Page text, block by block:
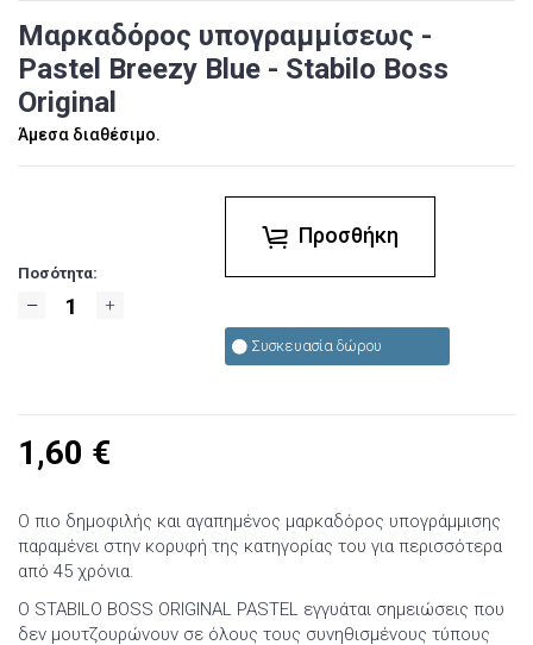
Μαρκαδόρος υπογραμμίσεως -
Pastel Breezy Blue - Stabilo Boss
Original
Άμεσα διαθέσιμο.
Ποσότητα:
Προσθήκη
Συσκευασία δώρου
1,60 €
O πιο δημοφιλής και αγαπημένος μαρκαδόρος υπογράμμισης
παραμένει στην κορυφή της κατηγορίας του για περισσότερα
από 45 χρόνια.
Ο STABILO BOSS ORIGINAL PASTEL εγγυάται σημειώσεις που
δεν μουτζουρώνουν σε όλους τους συνηθισμένους τύπους